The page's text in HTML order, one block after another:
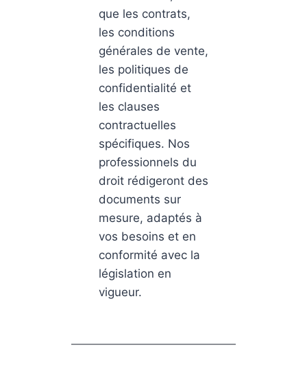
que les contrats,
les conditions
générales de vente,
les politiques de
confidentialité et
les clauses
contractuelles
spécifiques. Nos
professionnels du
droit rédigeront des
documents sur
mesure, adaptés à
vos besoins et en
conformité avec la
législation en
vigueur.